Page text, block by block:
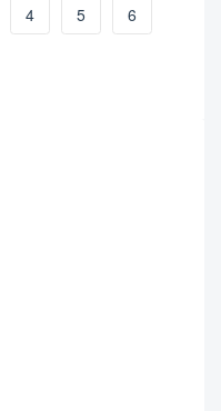
4 5
6